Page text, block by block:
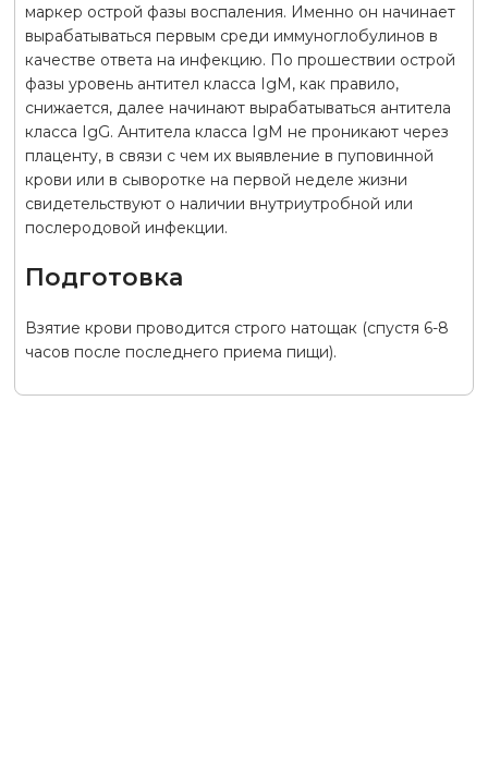
маркер острой фазы воспаления. Именно он начинает
вырабатываться первым среди иммуноглобулинов в
качестве ответа на инфекцию. По прошествии острой
фазы уровень антител класса IgM, как правило,
снижается, далее начинают вырабатываться антитела
класса IgG. Антитела класса IgM не проникают через
плаценту, в связи с чем их выявление в пуповинной
крови или в сыворотке на первой неделе жизни
свидетельствуют о наличии внутриутробной или
послеродовой инфекции.
Подготовка
Взятие крови проводится строго натощак (спустя 6-8
часов после последнего приема пищи).